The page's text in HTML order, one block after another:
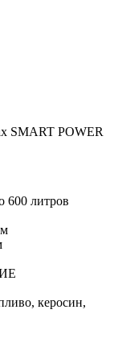
SMART POWER
600 литров
керосин,